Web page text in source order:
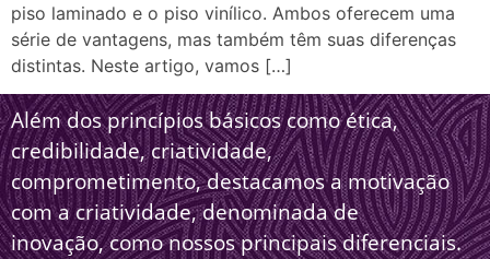
piso laminado e o piso vinílico. Ambos oferecem uma
série de vantagens, mas também têm suas diferenças
distintas. Neste artigo, vamos […]
Além dos princípios básicos como ética,
credibilidade, criatividade,
comprometimento, destacamos a motivação
com a criatividade, denominada de
inovação, como nossos principais diferenciais.